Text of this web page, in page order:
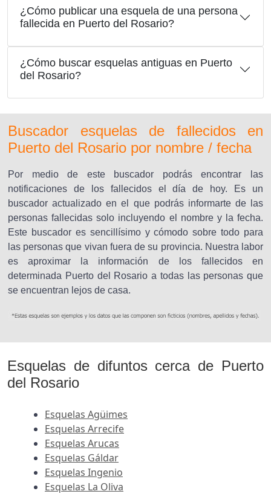
¿Cómo publicar una esquela de una persona
fallecida en Puerto del Rosario?
¿Cómo buscar esquelas antiguas en Puerto
del Rosario?
Buscador esquelas de fallecidos en
Puerto del Rosario por nombre / fecha
Por medio de este buscador podrás encontrar las
notificaciones de los fallecidos el día de hoy. Es un
buscador actualizado en el que podrás informarte de las
personas fallecidas solo incluyendo el nombre y la fecha.
Este buscador es sencillísimo y cómodo sobre todo para
las personas que vivan fuera de su provincia. Nuestra labor
es aproximar la información de los fallecidos en
determinada Puerto del Rosario a todas las personas que
se encuentran lejos de casa.
Esquelas de difuntos cerca de Puerto
del Rosario
Esquelas Agüimes
Esquelas Arrecife
Esquelas Arucas
Esquelas Gáldar
Esquelas Ingenio
Esquelas La Oliva